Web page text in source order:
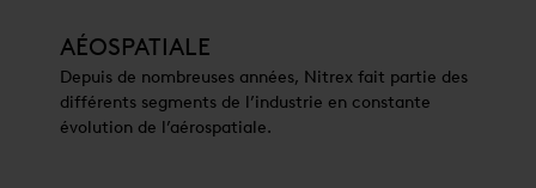
AÉOSPATIALE
Depuis de nombreuses années, Nitrex fait partie des
différents segments de l’industrie en constante
évolution de l’aérospatiale.